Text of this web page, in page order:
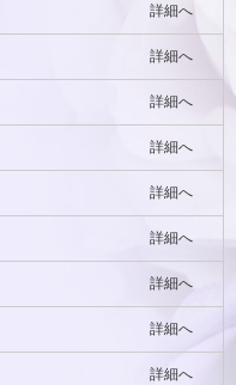
詳細へ
詳細へ
詳細へ
詳細へ
詳細へ
詳細へ
詳細へ
詳細へ
詳細へ